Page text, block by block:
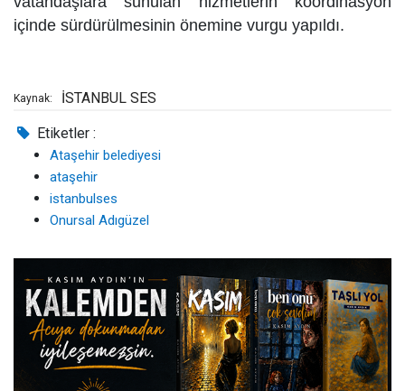
içinde sürdürülmesinin önemine vurgu yapıldı.
Kaynak: İSTANBUL SES
Etiketler :
Ataşehir belediyesi
ataşehir
istanbulses
Onursal Adıgüzel